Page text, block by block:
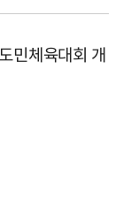
민체육대회 개